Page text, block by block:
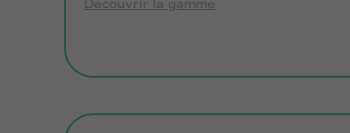
Découvrir la gamme